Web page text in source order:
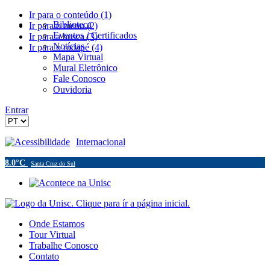
Ir para o conteúdo (1)
Ir para o menu (2)
Ir para a busca (3)
Ir para o rodapé (4)
Biblioteca
Eventos / Certificados
Notícias
Mapa Virtual
Mural Eletrônico
Fale Conosco
Ouvidoria
Entrar
Acessibilidade Internacional
8.0°C Santa Cruz do Sul
Onde Estamos
Tour Virtual
Trabalhe Conosco
Contato